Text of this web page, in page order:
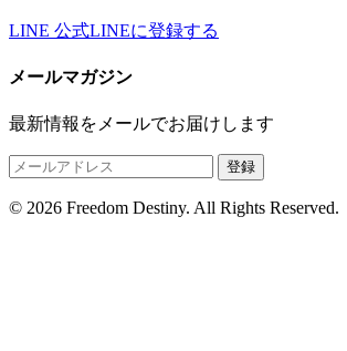
LINE 公式LINEに登録する
メールマガジン
最新情報をメールでお届けします
登録
© 2026 Freedom Destiny. All Rights Reserved.